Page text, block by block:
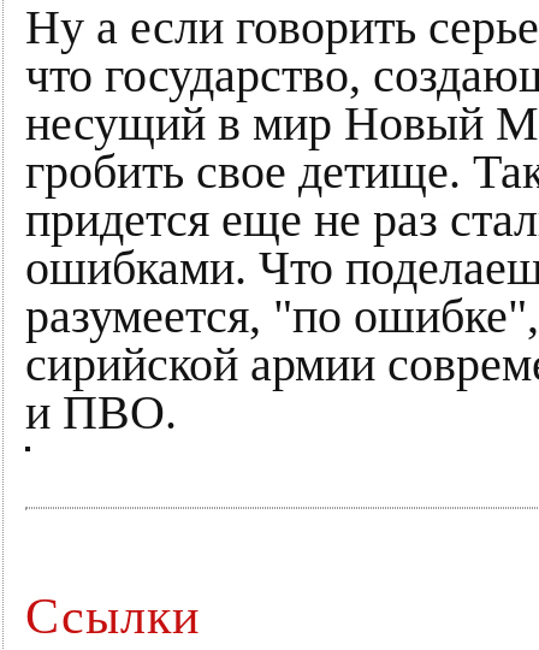
Ну а если говорить
что государство,
несущий в мир Новый
гробить свое детище.
придется еще не раз
ошибками. Что
разумеется, "по
сирийской армии
и ПВО.
Ссылки